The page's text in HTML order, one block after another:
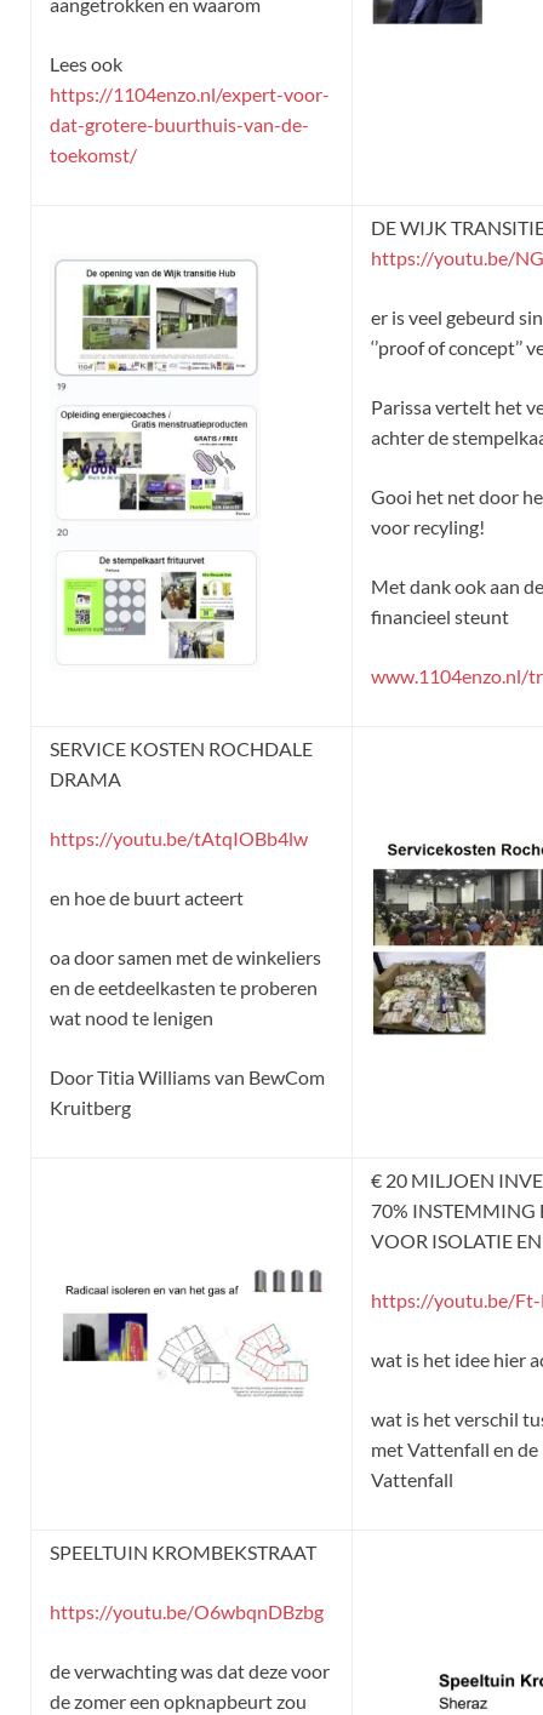
aangetrokken en waarom
Lees ook
https://1104enzo.nl/expert-voor-
dat-grotere-buurthuis-van-de-
toekomst/
DE WIJK
https://youtu.be/
er is veel gebeurd
‘’proof of concept’’
Parissa vertelt het
achter de
Gooi het net door
voor recyling!
Met dank ook aan
financieel steunt
www.1104enzo.nl/
SERVICE KOSTEN ROCHDALE
DRAMA
https://youtu.be/tAtqIOBb4lw
en hoe de buurt acteert
oa door samen met de winkeliers
en de eetdeelkasten te proberen
wat nood te lenigen
Door Titia Williams van BewCom
Kruitberg
€ 20 MILJOEN
70% INSTEMMING
VOOR ISOLATIE
https://youtu.be/Ft-
wat is het idee hier
wat is het verschil
met Vattenfall en
Vattenfall
SPEELTUIN KROMBEKSTRAAT
https://youtu.be/O6wbqnDBzbg
de verwachting was dat deze voor
de zomer een opknapbeurt zou